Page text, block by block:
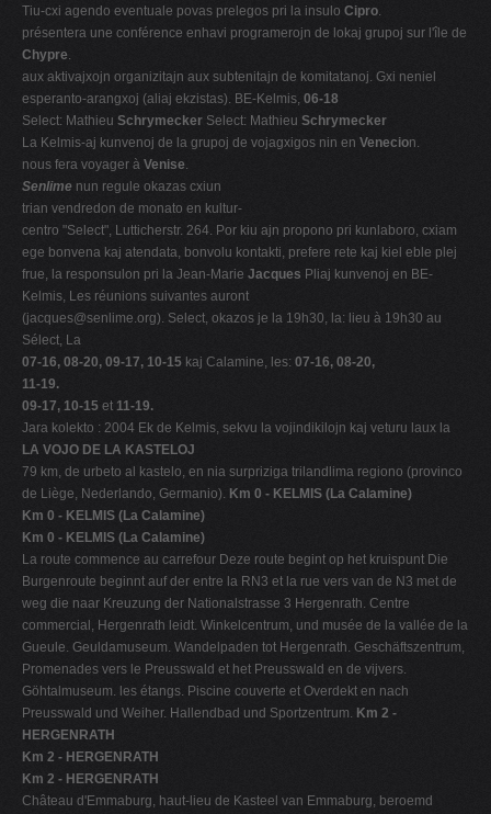
Tiu-cxi agendo eventuale povas prelegos pri la insulo Cipro.
présentera une conférence enhavi programerojn de lokaj grupoj sur l'île de
Chypre.
aux aktivajxojn organizitajn aux subtenitajn de komitatanoj. Gxi neniel
esperanto-arangxoj (aliaj ekzistas). BE-Kelmis, 06-18
Select: Mathieu Schrymecker Select: Mathieu Schrymecker
La Kelmis-aj kunvenoj de la grupoj de vojagxigos nin en Venecion.
nous fera voyager à Venise.
Senlime nun regule okazas cxiun
trian vendredon de monato en kultur-
centro "Select", Lutticherstr. 264. Por kiu ajn propono pri kunlaboro, cxiam
ege bonvena kaj atendata, bonvolu kontakti, prefere rete kaj kiel eble plej
frue, la responsulon pri la Jean-Marie Jacques Pliaj kunvenoj en BE-
Kelmis, Les réunions suivantes auront
(jacques@senlime.org). Select, okazos je la 19h30, la: lieu à 19h30 au
Sélect, La
07-16, 08-20, 09-17, 10-15 kaj Calamine, les: 07-16, 08-20,
11-19.
09-17, 10-15 et 11-19.
Jara kolekto : 2004 Ek de Kelmis, sekvu la vojindikilojn kaj veturu laux la
LA VOJO DE LA KASTELOJ
79 km, de urbeto al kastelo, en nia surpriziga trilandlima regiono (provinco
de Liège, Nederlando, Germanio). Km 0 - KELMIS (La Calamine)
Km 0 - KELMIS (La Calamine)
Km 0 - KELMIS (La Calamine)
La route commence au carrefour Deze route begint op het kruispunt Die
Burgenroute beginnt auf der entre la RN3 et la rue vers van de N3 met de
weg die naar Kreuzung der Nationalstrasse 3 Hergenrath. Centre
commercial, Hergenrath leidt. Winkelcentrum, und musée de la vallée de la
Gueule. Geuldamuseum. Wandelpaden tot Hergenrath. Geschäftszentrum,
Promenades vers le Preusswald et het Preusswald en de vijvers.
Göhtalmuseum. les étangs. Piscine couverte et Overdekt en nach
Preusswald und Weiher. Hallendbad und Sportzentrum. Km 2 -
HERGENRATH
Km 2 - HERGENRATH
Km 2 - HERGENRATH
Château d'Emmaburg, haut-lieu de Kasteel van Emmaburg, beroemd